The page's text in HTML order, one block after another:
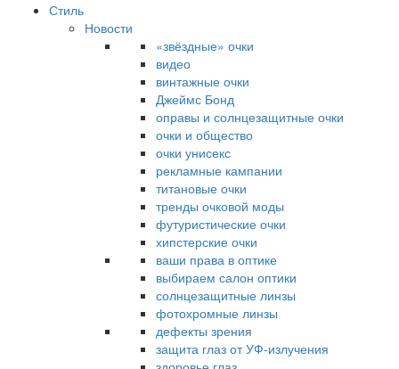
Стиль
Новости
«звёздные» очки
видео
винтажные очки
Джеймс Бонд
оправы и солнцезащитные очки
очки и общество
очки унисекс
рекламные кампании
титановые очки
тренды очковой моды
футуристические очки
хипстерские очки
ваши права в оптике
выбираем салон оптики
солнцезащитные линзы
фотохромные линзы
дефекты зрения
защита глаз от УФ-излучения